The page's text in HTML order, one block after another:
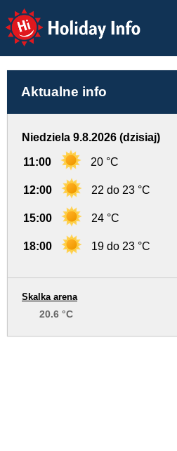
Holiday Info
Aktualne info
Niedziela 9.8.2026 (dzisiaj)
11:00 20 °C
12:00 22 do 23 °C
15:00 24 °C
18:00 19 do 23 °C
Skalka arena
20.6 °C